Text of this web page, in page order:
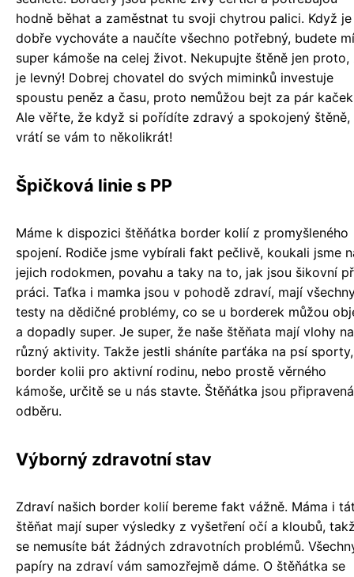
hodně běhat a zaměstnat tu svoji chytrou palici. Když je
dobře vychováte a naučíte všechno potřebný, budete
super kámoše na celej život. Nekupujte štěně jen proto,
je levný! Dobrej chovatel do svých miminků investuje
spoustu peněz a času, proto nemůžou bejt za pár
Ale věřte, že když si pořídíte zdravý a spokojený štěně,
vrátí se vám to několikrát!
Špičková linie s PP
Máme k dispozici štěňátka border kolií z promyšleného
spojení. Rodiče jsme vybírali fakt pečlivě, koukali jsme
jejich rodokmen, povahu a taky na to, jak jsou šikovní
práci. Taťka i mamka jsou v pohodě zdraví, mají
testy na dědičné problémy, co se u borderek můžou
a dopadly super. Je super, že naše štěňata mají vlohy na
různý aktivity. Takže jestli sháníte parťáka na psí sporty,
border kolii pro aktivní rodinu, nebo prostě věrného
kámoše, určitě se u nás stavte. Štěňátka jsou
odběru.
Výborný zdravotní stav
Zdraví našich border kolií bereme fakt vážně. Máma i
štěňat mají super výsledky z vyšetření očí a kloubů,
se nemusíte bát žádných zdravotních problémů.
papíry na zdraví vám samozřejmě dáme. O štěňátka se